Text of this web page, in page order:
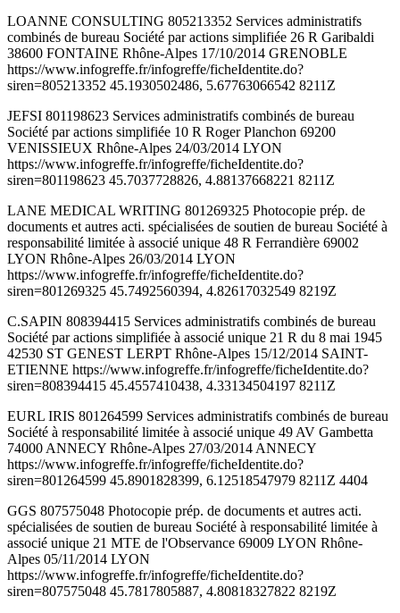
LOANNE CONSULTING 805213352 Services administratifs
combinés de bureau Société par actions simplifiée 26 R Garibaldi
38600 FONTAINE Rhône-Alpes 17/10/2014 GRENOBLE
https://www.infogreffe.fr/infogreffe/ficheIdentite.do?
siren=805213352 45.1930502486, 5.67763066542 8211Z
JEFSI 801198623 Services administratifs combinés de bureau
Société par actions simplifiée 10 R Roger Planchon 69200
VENISSIEUX Rhône-Alpes 24/03/2014 LYON
https://www.infogreffe.fr/infogreffe/ficheIdentite.do?
siren=801198623 45.7037728826, 4.88137668221 8211Z
LANE MEDICAL WRITING 801269325 Photocopie prép. de
documents et autres acti. spécialisées de soutien de bureau Société à
responsabilité limitée à associé unique 48 R Ferrandière 69002
LYON Rhône-Alpes 26/03/2014 LYON
https://www.infogreffe.fr/infogreffe/ficheIdentite.do?
siren=801269325 45.7492560394, 4.82617032549 8219Z
C.SAPIN 808394415 Services administratifs combinés de bureau
Société par actions simplifiée à associé unique 21 R du 8 mai 1945
42530 ST GENEST LERPT Rhône-Alpes 15/12/2014 SAINT-
ETIENNE https://www.infogreffe.fr/infogreffe/ficheIdentite.do?
siren=808394415 45.4557410438, 4.33134504197 8211Z
EURL IRIS 801264599 Services administratifs combinés de bureau
Société à responsabilité limitée à associé unique 49 AV Gambetta
74000 ANNECY Rhône-Alpes 27/03/2014 ANNECY
https://www.infogreffe.fr/infogreffe/ficheIdentite.do?
siren=801264599 45.8901828399, 6.12518547979 8211Z 4404
GGS 807575048 Photocopie prép. de documents et autres acti.
spécialisées de soutien de bureau Société à responsabilité limitée à
associé unique 21 MTE de l'Observance 69009 LYON Rhône-
Alpes 05/11/2014 LYON
https://www.infogreffe.fr/infogreffe/ficheIdentite.do?
siren=807575048 45.7817805887, 4.80818327822 8219Z